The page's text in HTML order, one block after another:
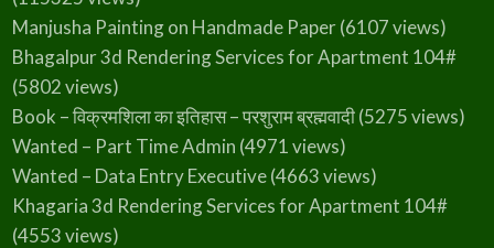
Manjusha Painting on Handmade Paper(6107 views)
Bhagalpur 3d Rendering Services for Apartment 104#
(5802 views)
Book – विक्रमशिला का इतिहास – परशुराम ब्रह्मवादी(5275 views)
Wanted – Part Time Admin (4971 views)
Wanted – Data Entry Executive(4663 views)
Khagaria 3d Rendering Services for Apartment 104#
(4553 views)